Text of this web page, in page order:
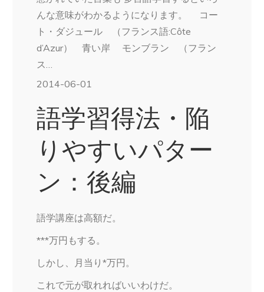
んな意味がわかるようになります。 コー
ト・ダジュール （フランス語:Côte
d’Azur） 青い岸 モンブラン （フラン
ス…
2014-06-01
語学習得法・陥
りやすいパター
ン：後編
語学講座は高額だ。
***万円もする。
しかし、月当り*万円。
これで元が取れればいいわけだ。